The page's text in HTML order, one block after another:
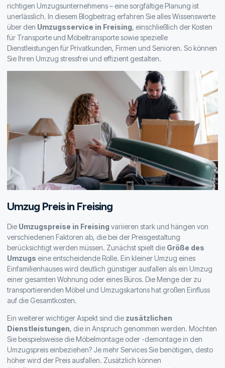
richtigen Umzugsunternehmens – eine sorgfältige Planung ist
unerlässlich. In diesem Blogbeitrag erfahren Sie alles Wissenswerte
über den Umzugsservice in Freising, einschließlich der Kosten
für Transporte und Möbeltransporte sowie spezielle
Dienstleistungen für Privatkunden, Firmen und Senioren. So können
Sie Ihren Umzug stressfrei und effizient gestalten.
Umzug Preis in Freising
Die Umzugspreise in Freising variieren stark und hängen von
verschiedenen Faktoren ab, die bei der Preisgestaltung
berücksichtigt werden müssen. Zunächst spielt die Größe des
Umzugs eine entscheidende Rolle. Ein kleiner Umzug eines
Einfamilienhauses wird deutlich günstiger ausfallen als ein Umzug
einer gesamten Wohnung oder eines Büros. Die Menge der zu
transportierenden Möbel und Umzugskartons hat großen Einfluss
auf die Gesamtkosten.
Ein weiterer wichtiger Aspekt sind die zusätzlichen
Dienstleistungen, die in Anspruch genommen werden. Möchten
Sie beispielsweise die Möbelmontage oder -demontage in den
Umzugspreis einbeziehen? Je mehr Services Sie benötigen, desto
höher wird der Preis ausfallen. Zusätzlich können